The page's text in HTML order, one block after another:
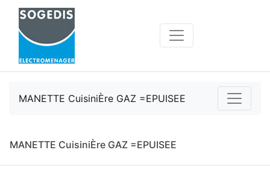
MANETTE CuisiniÈre GAZ =EPUISEE
MANETTE CuisiniÈre GAZ =EPUISEE